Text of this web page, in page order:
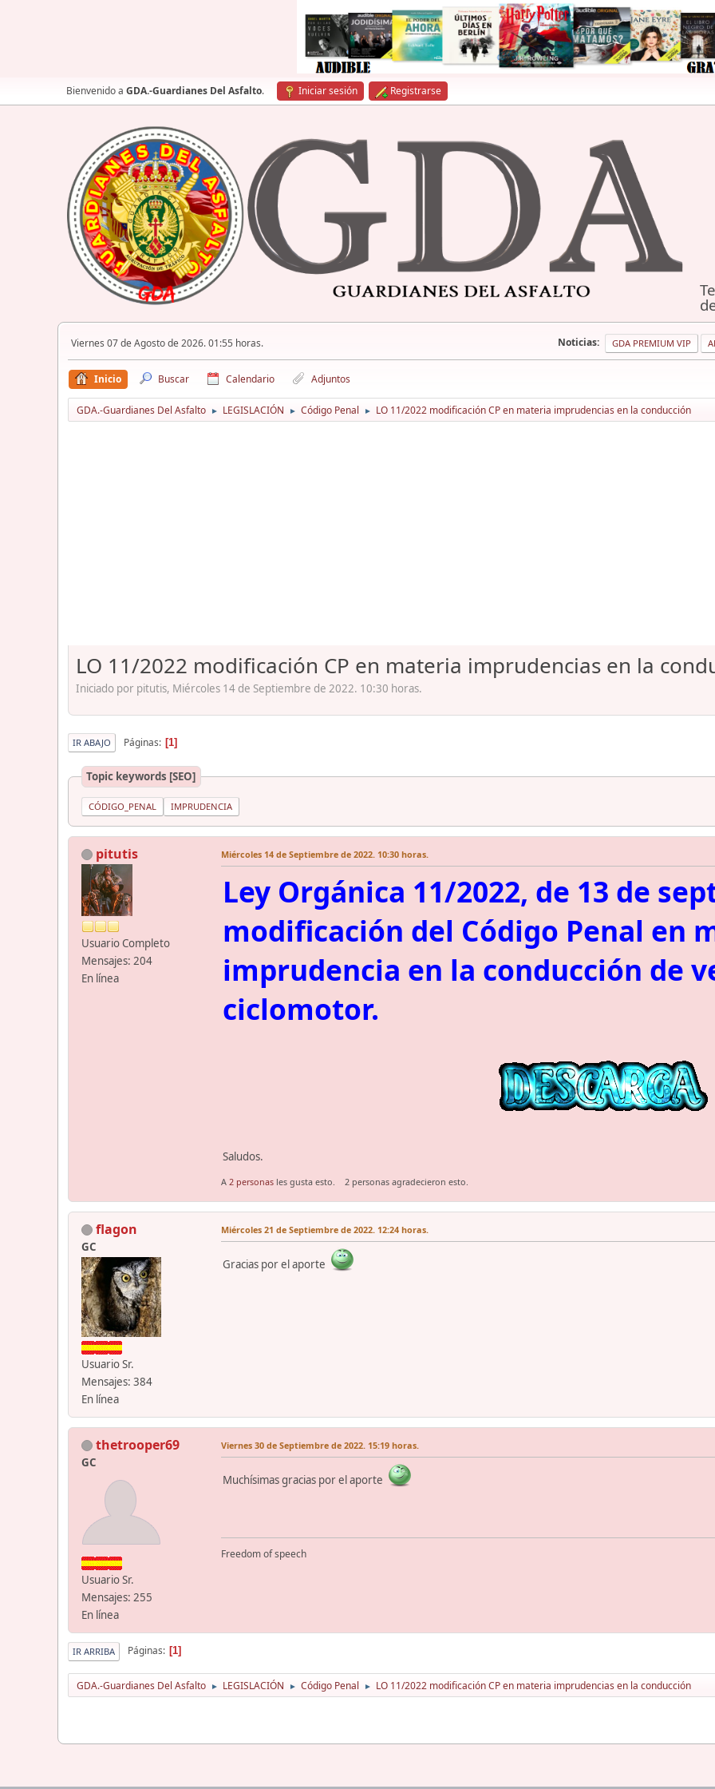
Bienvenido a GDA.-Guardianes Del Asfalto. Iniciar sesión Registrarse
Viernes 07 de Agosto de 2026. 01:55 horas. Noticias: GDA PREMIUM VIP
Inicio Buscar Calendario Adjuntos
GDA.-Guardianes Del Asfalto ► LEGISLACIÓN ► Código Penal ► LO 11/2022 modificación CP en materia imprudencias en la conducción
LO 11/2022 modificación CP en materia imprudencias en la
Iniciado por pitutis, Miércoles 14 de Septiembre de 2022. 10:30 horas.
IR ABAJO Páginas 1
Topic keywords [SEO]
CÓDIGO_PENAL IMPRUDENCIA
pitutis
Usuario Completo
Mensajes: 204
En línea
Miércoles 14 de Septiembre de 2022. 10:30 horas.
Ley Orgánica 11/2022, de 13 de
modificación del Código Penal en
imprudencia en la conducción de
ciclomotor.
Saludos.
A 2 personas les gusta esto. 2 personas agradecieron esto.
flagon
GC
Usuario Sr.
Mensajes: 384
En línea
Miércoles 21 de Septiembre de 2022. 12:24 horas.
Gracias por el aporte
thetrooper69
GC
Usuario Sr.
Mensajes: 255
En línea
Viernes 30 de Septiembre de 2022. 15:19 horas.
Muchísimas gracias por el aporte
Freedom of speech
IR ARRIBA Páginas 1
GDA.-Guardianes Del Asfalto ► LEGISLACIÓN ► Código Penal ► LO 11/2022 modificación CP en materia imprudencias en la conducción